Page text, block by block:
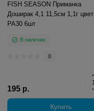
FISH SEASON Приманка
Доширак 4,1 11,5см 1,1г цвет
PA30 6шт
В наличии
0
195 р.
Купить